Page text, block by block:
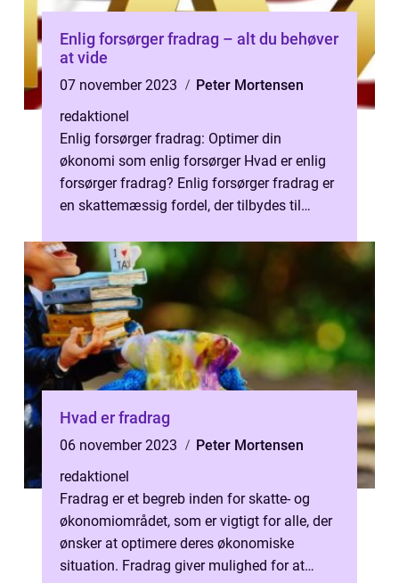
Enlig forsørger fradrag – alt du behøver
at vide
07 november 2023
Peter Mortensen
redaktionel
Enlig forsørger fradrag: Optimer din
økonomi som enlig forsørger Hvad er enlig
forsørger fradrag? Enlig forsørger fradrag er
en skattemæssig fordel, der tilbydes til
Hvad er fradrag
06 november 2023
Peter Mortensen
redaktionel
Fradrag er et begreb inden for skatte- og
økonomiområdet, som er vigtigt for alle, der
ønsker at optimere deres økonomiske
situation. Fradrag giver mulighed for at